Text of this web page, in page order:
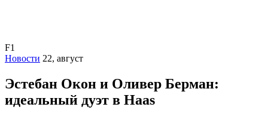
F1
Новости 22, август
Эстебан Окон и Оливер Берман:
идеальный дуэт в Haas